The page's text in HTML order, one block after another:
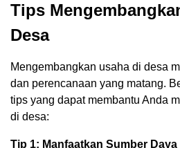
Tips
Desa
Mengembangkan usaha di desa
dan perencanaan yang matang.
tips yang dapat membantu Anda
di desa:
Tip 1: Manfaatkan Sumber Daya